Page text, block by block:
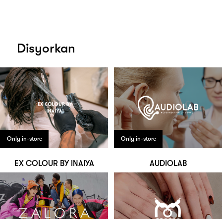
Disyorkan
Only in-store
EX COLOUR BY INAIYA
Only in-store
AUDIOLAB